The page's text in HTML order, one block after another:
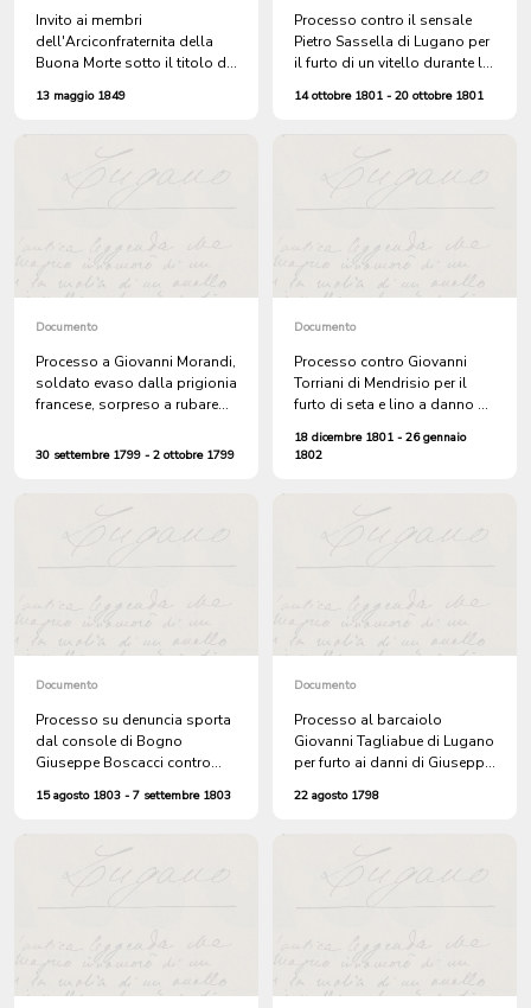
Invito ai membri
dell'Arciconfraternita della
Buona Morte sotto il titolo di
all'esecuzione capitale di
colpevole dell'omicidio con
rapina di Oswaldo Rhiner di
ottobre 1848
13 maggio 1849
Processo contro il sensale
Pietro Sassella di Lugano per
il furto di un vitello durante la
14 ottobre 1801 - 20 ottobre 1801
Documento
Processo a Giovanni Morandi,
soldato evaso dalla prigionia
francese, sorpreso a rubare
30 settembre 1799 - 2 ottobre 1799
Documento
Processo contro Giovanni
Torriani di Mendrisio per il
furto di seta e lino a danno di
18 dicembre 1801 - 26 gennaio
1802
Documento
Processo su denuncia sporta
dal console di Bogno
Giuseppe Boscacci contro
aggressione durante
15 agosto 1803 - 7 settembre 1803
Documento
Processo al barcaiolo
Giovanni Tagliabue di Lugano
per furto ai danni di Giuseppe
22 agosto 1798